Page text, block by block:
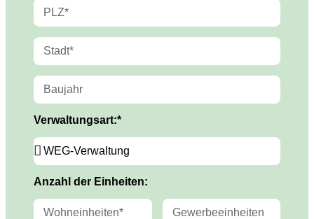
Verwaltungsart:*
Anzahl der Einheiten: